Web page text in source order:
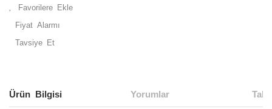
Fiyat Alarmı
Tavsiye Et
Ürün Bilgisi Yorumlar